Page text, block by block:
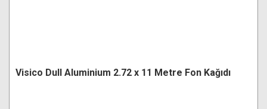
Visico Dull Aluminium 2.72 x 11 Metre Fon Kağıdı